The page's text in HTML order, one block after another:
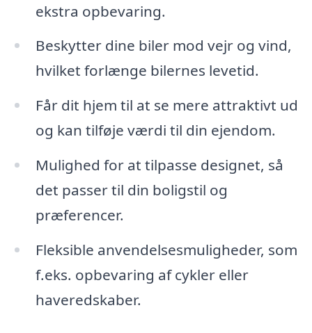
ekstra opbevaring.
Beskytter dine biler mod vejr og vind,
hvilket forlænge bilernes levetid.
Får dit hjem til at se mere attraktivt ud
og kan tilføje værdi til din ejendom.
Mulighed for at tilpasse designet, så
det passer til din boligstil og
præferencer.
Fleksible anvendelsesmuligheder, som
f.eks. opbevaring af cykler eller
haveredskaber.